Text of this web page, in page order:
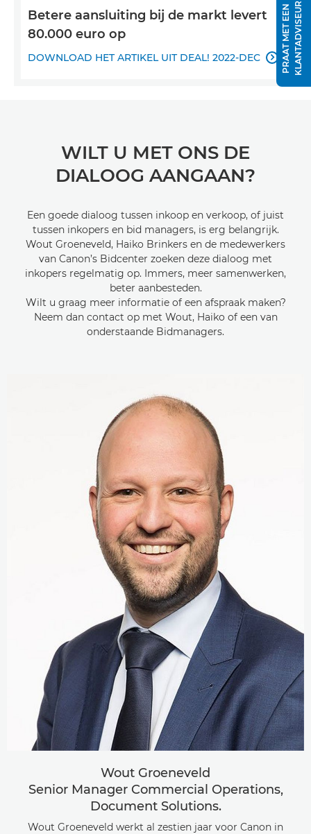
Betere aansluiting bij de markt levert
80.000 euro op
DOWNLOAD HET ARTIKEL UIT DEAL! 2022-DEC 
WILT U MET ONS DE
DIALOOG AANGAAN?
Een goede dialoog tussen inkoop en verkoop, of juist
tussen inkopers en bid managers, is erg belangrijk.
Wout Groeneveld, Haiko Brinkers en de medewerkers
van Canon’s Bidcenter zoeken deze dialoog met
inkopers regelmatig op. Immers, meer samenwerken,
beter aanbesteden.
Wilt u graag meer informatie of een afspraak maken?
Neem dan contact op met Wout, Haiko of een van
onderstaande Bidmanagers.
Wout Groeneveld
Senior Manager Commercial Operations,
Document Solutions.
Wout Groeneveld werkt al zestien jaar voor Canon in
P
R
A
A
T
M
E
T
E
E
N
K
L
A
N
T
A
D
V
I
S
E
UR